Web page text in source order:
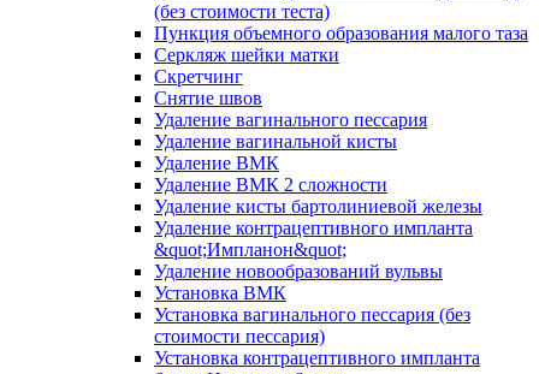
(без стоимости теста)
Пункция объемного образования малого таза
Серкляж шейки матки
Скретчинг
Снятие швов
Удаление вагинального пессария
Удаление вагинальной кисты
Удаление ВМК
Удаление ВМК 2 сложности
Удаление кисты бартолиниевой железы
Удаление контрацептивного импланта
&quot;Импланон&quot;
Удаление новообразований вульвы
Установка ВМК
Установка вагинального пессария (без
стоимости пессария)
Установка контрацептивного импланта